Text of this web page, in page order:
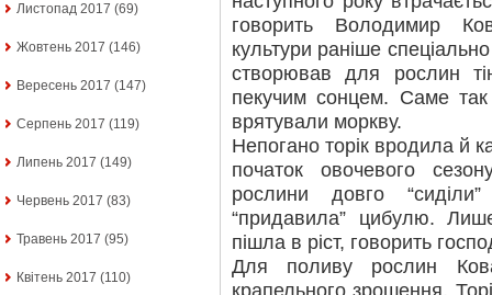
Листопад 2017 (69)
Жовтень 2017 (146)
Вересень 2017 (147)
Серпень 2017 (119)
Липень 2017 (149)
Червень 2017 (83)
Травень 2017 (95)
Квітень 2017 (110)
говорить Володимир
культури раніше
створював для рослин
пекучим сонцем. Саме так
врятували моркву.
Непогано торік вродила й
початок овочевого
рослини довго
“придавила” цибулю.
пішла в ріст, говорить
Для поливу рослин
крапельного зрошення.